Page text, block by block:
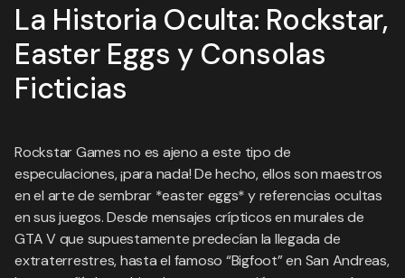
La Historia Oculta: Rockstar,
Easter Eggs y Consolas
Ficticias
Rockstar Games no es ajeno a este tipo de
especulaciones, ¡para nada! De hecho, ellos son maestros
en el arte de sembrar *easter eggs* y referencias ocultas
en sus juegos. Desde mensajes crípticos en murales de
GTA V que supuestamente predecían la llegada de
extraterrestres, hasta el famoso “Bigfoot” en San Andreas,